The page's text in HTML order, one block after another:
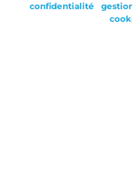
confidentialité